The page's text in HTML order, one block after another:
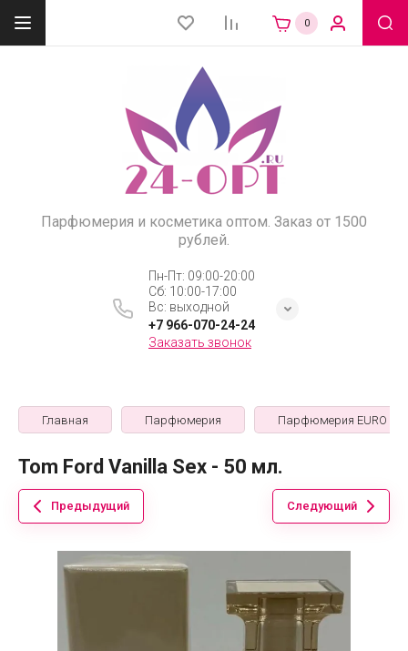
0
Парфюмерия и косметика оптом. Заказ от 1500
рублей.
Пн-Пт: 09:00-20:00
Сб: 10:00-17:00
Вс: выходной
+7 966-070-24-24
Заказать звонок
Главная Парфюмерия Парфюмерия EURO
Tom Ford Vanilla Sex - 50 мл.
Предыдущий Следующий